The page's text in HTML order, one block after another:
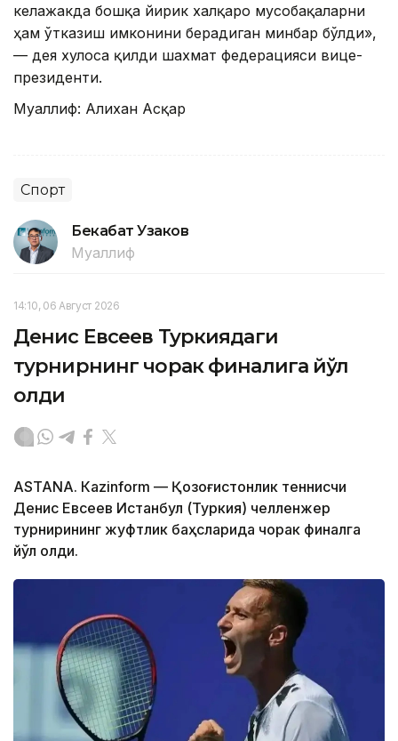
келажакда бошқа йирик халқаро мусобақаларни
ҳам ўтказиш имконини берадиган минбар бўлди»,
— дея хулоса қилди шахмат федерацияси вице-
президенти.
Муаллиф: Алихан Асқар
Спорт
Бекабат Узаков
Муаллиф
14:10, 06 Август 2026
Денис Евсеев Туркиядаги
турнирнинг чорак финалига йўл
олди
ASTANА. Кazinform — Қозоғистонлик теннисчи
Денис Евсеев Истанбул (Туркия) челленжер
турнирининг жуфтлик баҳсларида чорак финалга
йўл олди.